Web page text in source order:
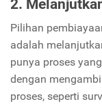
2.
Pilihan
adalah
punya proses
dengan
proses, seperti